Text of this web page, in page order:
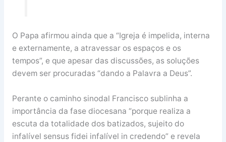
O Papa afirmou ainda que a “Igreja é impelida, interna
e externamente, a atravessar os espaços e os
tempos”, e que apesar das discussões, as soluções
devem ser procuradas “dando a Palavra a Deus”.
Perante o caminho sinodal Francisco sublinha a
importância da fase diocesana “porque realiza a
escuta da totalidade dos batizados, sujeito do
infalível sensus fidei infalível in credendo” e revela